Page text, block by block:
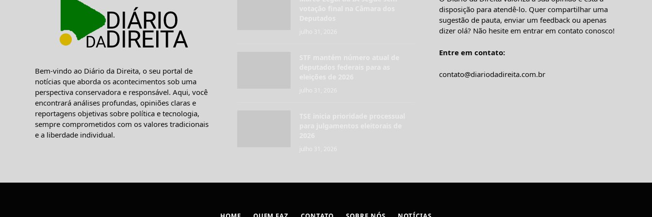
Bem-vindo ao Diário da Direita, o seu portal de
notícias que aborda os acontecimentos sob uma
perspectiva conservadora e responsável. Aqui, você
encontrará análises profundas, opiniões claras e
reportagens objetivas sobre política e tecnologia,
sempre comprometidos com os valores tradicionais
e a liberdade individual.
julho 31, 2026
julho 31, 2026
julho 31, 2026
disposição para atendê-lo. Quer compartilhar uma
sugestão de pauta, enviar um feedback ou apenas
dizer olá? Não hesite em entrar em contato conosco!
Entre em contato:
contato@diariodadireita.com.br